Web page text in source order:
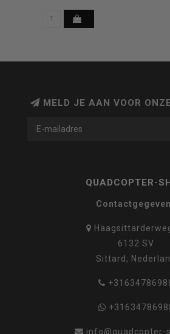
MELD JE AAN VOOR
QUADCOPTER-
6132 SV
Sittard,
info@quadcopter-